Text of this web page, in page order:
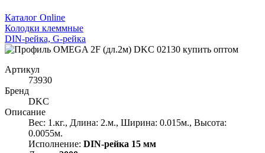
Каталог Online
Колодки клеммные
DIN-рейка, G-рейка
Артикул
73930
Бренд
DKC
Описание
Вес: 1.кг., Длина: 2.м., Ширина: 0.015м., Высота:
0.0055м.
Исполнение: DIN-рейка 15 мм